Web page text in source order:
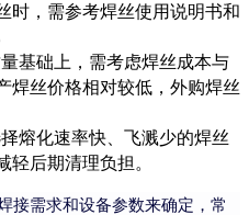
时，需参考焊丝使用说明书和
量基础上，需考虑焊丝成本与
焊丝价格相对较低，外购焊丝
熔化速率快、飞溅少的焊丝
轻后期清理负担。
接需求和设备参数来确定，常